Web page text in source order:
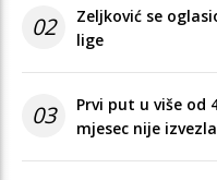
02
Zeljković se
lige
03
Prvi put u više od
mjesec nije